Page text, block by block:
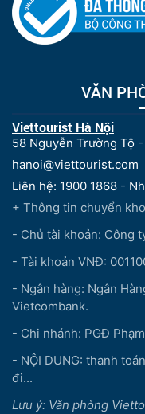
VĂN
Viettourist Hà Nội
58 Nguyễn Trường Tộ
hanoi@viettourist.com
Liên hệ: 1900 1868 -
+ Thông tin chuyển
- Chủ tài khoản: Công
- Tài khoản VNĐ:
- Ngân hàng: Ngân
Vietcombank.
- Chi nhánh: PGĐ
- NỘI DUNG: thanh
đi...
Lưu ý: Văn phòng